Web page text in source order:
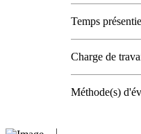
Temps
Charge de
Méthode(s)